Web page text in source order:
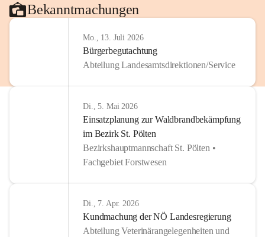
Bekanntmachungen
Mo., 13. Juli 2026
Bürgerbegutachtung
Abteilung Landesamtsdirektionen/Service
Di., 5. Mai 2026
Einsatzplanung zur Waldbrandbekämpfung
im Bezirk St. Pölten
Bezirkshauptmannschaft St. Pölten •
Fachgebiet Forstwesen
Di., 7. Apr. 2026
Kundmachung der NÖ Landesregierung
Abteilung Veterinärangelegenheiten und